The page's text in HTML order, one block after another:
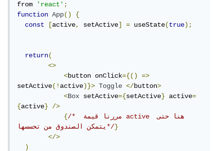
from 'react';
function
App()
{
const
[active, setActive] = useState(true);
return(
<>
<button onClick={()
=>
setActive(!active)}> Toggle </button>
<Box setActive={setActive} active=
{active}
/>
{/*  مررنا قيمة active هنا حتى
يتمكن الصندوق من تحسسها*/}
</>
)